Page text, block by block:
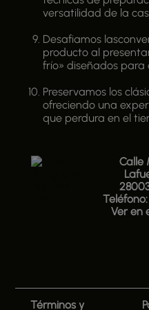
versatilidad de la
Desafiamos
producto al
frío» diseñados
Preservamos los
ofreciendo una
que perdura en el
Calle
Teléfono:
Ver en
Términos y